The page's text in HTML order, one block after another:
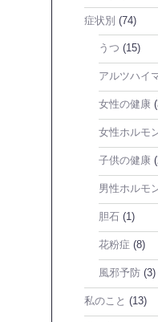
症状別 (74)
うつ (15)
アルツハイ
女性の健康
女性ホルモ
子供の健康
男性ホルモ
胆石 (1)
花粉症 (8)
風邪予防 (3)
私のこと (13)